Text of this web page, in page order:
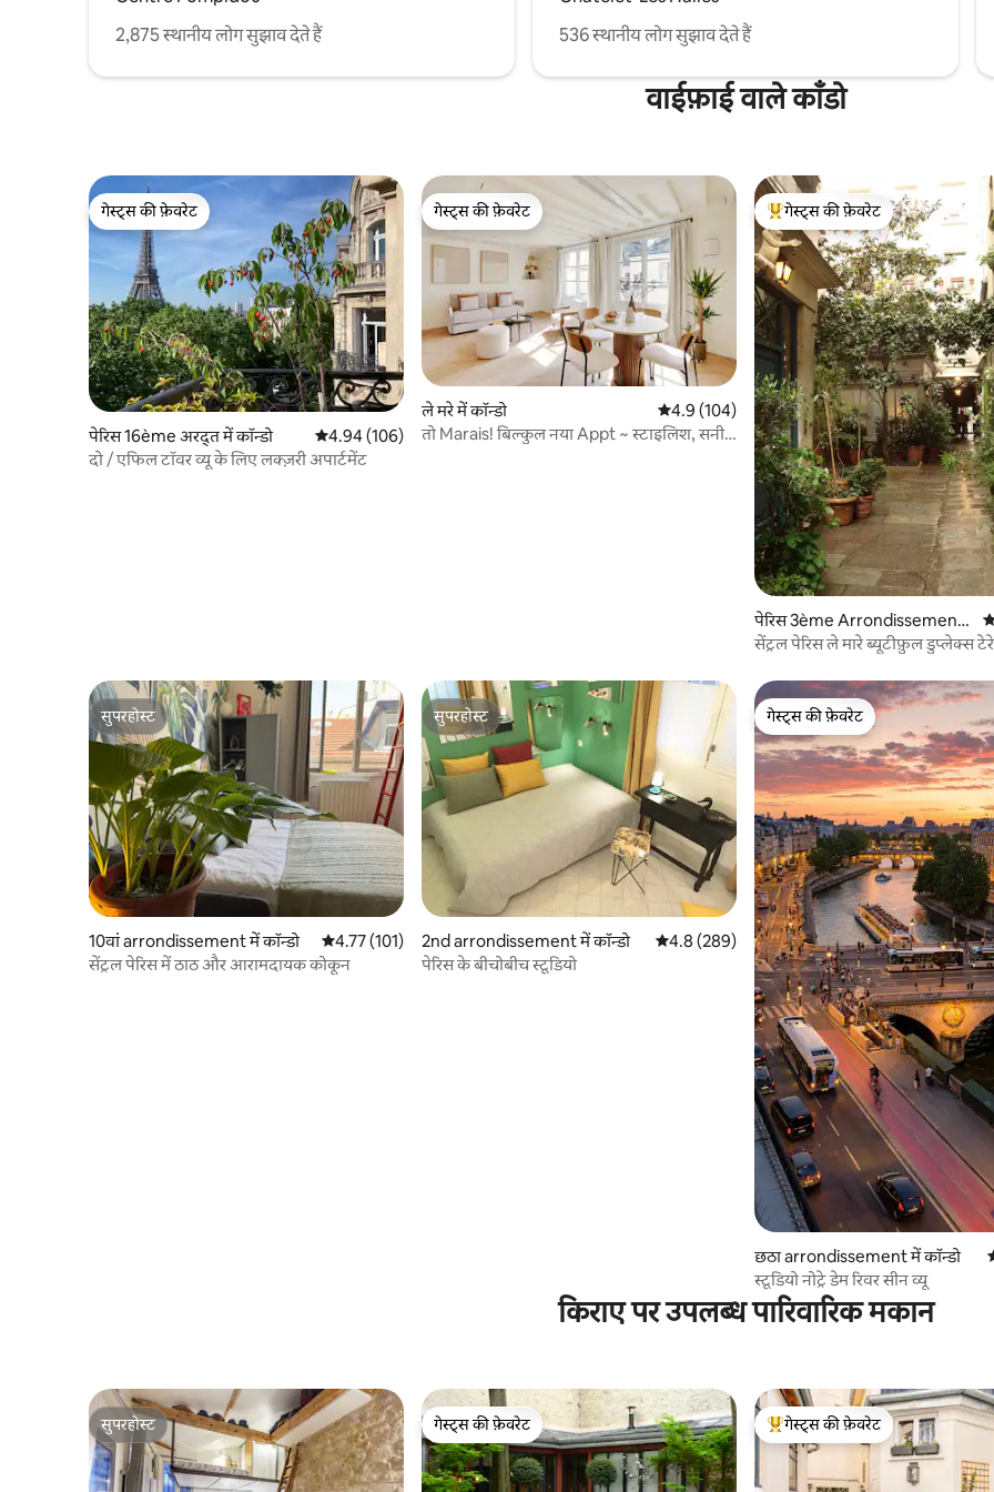
2,875 स्थानीय लोग सुझाव देते हैं
536 स्थानीय लोग सुझाव देते हैं
वाईफ़ाई वाले काँडो
गेस्ट्स की फ़ेवरेट
गेस्ट्स की फ़ेवरेट
पेरिस 16ème अरद्त में कॉन्डो औसत रेटिंग 5 में से 4.94, 106 समीक्षाएँ
4.94 (106)
दो / एफिल टॉवर व्यू के लिए लक्ज़री अपार्टमेंट
गेस्ट्स की फ़ेवरेट
गेस्ट्स की फ़ेवरेट
ले मरे में कॉन्डो औसत रेटिंग 5 में से 4.9, 104 समीक्षाएँ
4.9 (104)
तो Marais! बिल्कुल नया Appt ~ स्टाइलिश, सनी
गेस्ट्स का टॉप फ़ेवरेट
गेस्ट्स की फ़ेवरेट
पेरिस 3ème Arrondissement
में कॉन्डो
सेंट्रल पेरिस ले मारे ब्यूटीफ़ुल डुप्लेक्स
सुपरहोस्ट
सुपरहोस्ट
10वां arrondissement में कॉन्डो औसत रेटिंग 5 में से 4.77, 101 समीक्षाएँ
4.77 (101)
सेंट्रल पेरिस में ठाठ और आरामदायक कोकून
सुपरहोस्ट
सुपरहोस्ट
2nd arrondissement में कॉन्डो औसत रेटिंग 5 में से 4.8, 289 समीक्षाएँ
4.8 (289)
पेरिस के बीचोबीच स्टूडियो
गेस्ट्स की फ़ेवरेट
गेस्ट्स की फ़ेवरेट
छठा arrondissement में कॉन्डो
स्टूडियो नोट्रे डेम रिवर सीन व्यू
किराए पर उपलब्ध पारिवारिक मकान
सुपरहोस्ट
सुपरहोस्ट
गेस्ट्स की फ़ेवरेट
गेस्ट्स की फ़ेवरेट
गेस्ट्स का टॉप फ़ेवरेट
गेस्ट्स की फ़ेवरेट